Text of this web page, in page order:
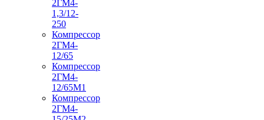
2ГМ4-
1,3/12-
250
Компрессор
2ГМ4-
12/65
Компрессор
2ГМ4-
12/65М1
Компрессор
2ГМ4-